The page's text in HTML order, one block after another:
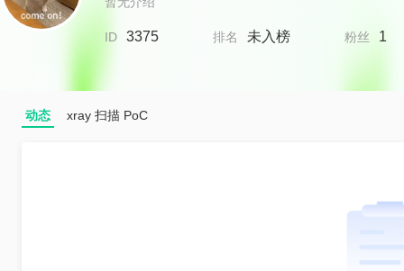
ID 3375 排名 未入榜 粉丝 1
动态 xray 扫描 PoC